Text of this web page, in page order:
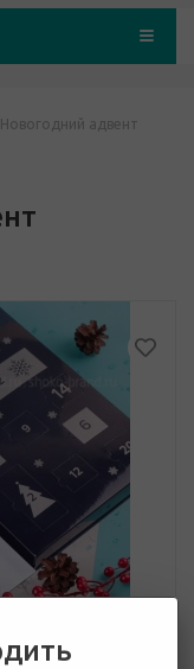
Новогодний адвент